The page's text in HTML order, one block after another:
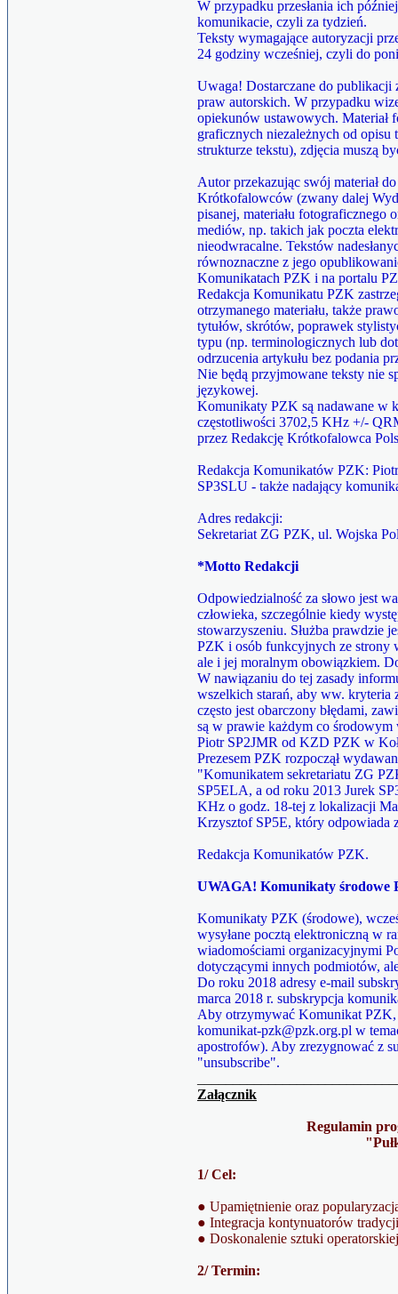
W przypadku przesłania ich
komunikacie, czyli za tydzień.
Teksty wymagające autoryzacji
24 godziny wcześniej, czyli do
Uwaga! Dostarczane do publikacji
praw autorskich. W przypadku
opiekunów ustawowych. Materiał
graficznych niezależnych od
strukturze tekstu), zdjęcia muszą
Autor przekazując swój materiał
Krótkofalowców (zwany dalej
pisanej, materiału fotograficznego
mediów, np. takich jak poczta
nieodwracalne. Tekstów
równoznaczne z jego
Komunikatach PZK i na portalu
Redakcja Komunikatu PZK
otrzymanego materiału, także
tytułów, skrótów, poprawek
typu (np. terminologicznych lub
odrzucenia artykułu bez podania
Nie będą przyjmowane teksty nie
językowej.
Komunikaty PZK są nadawane w
częstotliwości 3702,5 KHz +/-
przez Redakcję Krótkofalowca
Redakcja Komunikatów PZK:
SP3SLU - także nadający
Adres redakcji:
Sekretariat ZG PZK, ul. Wojska
*Motto Redakcji
Odpowiedzialność za słowo jest
człowieka, szczególnie kiedy
stowarzyszeniu. Służba prawdzie
PZK i osób funkcyjnych ze strony
ale i jej moralnym obowiązkiem.
W nawiązaniu do tej zasady
wszelkich starań, aby ww. kryteria
często jest obarczony błędami,
są w prawie każdym co
Piotr SP2JMR od KZD PZK w
Prezesem PZK rozpoczął
"Komunikatem sekretariatu ZG
SP5ELA, a od roku 2013 Jurek
KHz o godz. 18-tej z lokalizacji
Krzysztof SP5E, który odpowiada
Redakcja Komunikatów PZK.
UWAGA! Komunikaty środowe
Komunikaty PZK (środowe),
wysyłane pocztą elektroniczną w
wiadomościami organizacyjnymi
dotyczącymi innych podmiotów,
Do roku 2018 adresy e-mail
marca 2018 r. subskrypcja
Aby otrzymywać Komunikat PZK,
komunikat-pzk@pzk.org.pl w
apostrofów). Aby zrezygnować z
"unsubscribe".
Załącznik
Regulamin
1/ Cel:
● Upamiętnienie oraz
● Integracja kontynuatorów
● Doskonalenie sztuki
2/ Termin: